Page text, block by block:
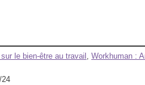
le bien-être au travail , Workhuman :
24